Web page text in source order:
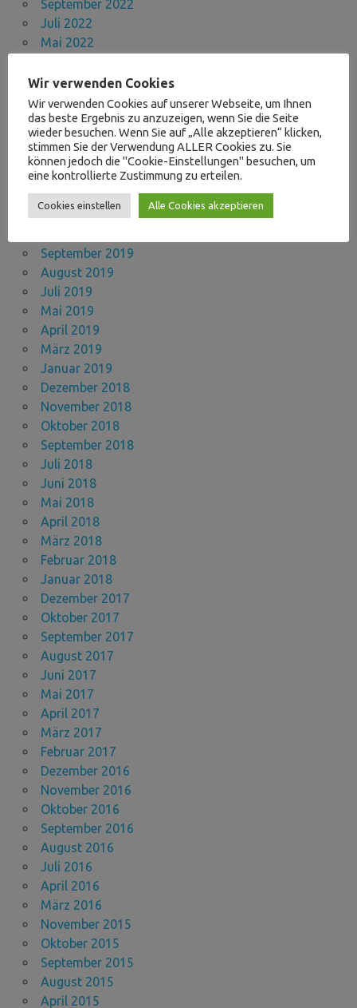
September 2022
Juli 2022
Mai 2022
November 2021
Oktober 2021
September 2021
August 2021
April 2021
November 2020
Oktober 2020
September 2020
September 2019
August 2019
Juli 2019
Mai 2019
April 2019
März 2019
Januar 2019
Dezember 2018
November 2018
Oktober 2018
September 2018
Juli 2018
Juni 2018
Mai 2018
April 2018
März 2018
Februar 2018
Januar 2018
Dezember 2017
Oktober 2017
September 2017
August 2017
Juni 2017
Mai 2017
April 2017
März 2017
Februar 2017
Dezember 2016
November 2016
Oktober 2016
September 2016
August 2016
Juli 2016
April 2016
März 2016
November 2015
Oktober 2015
September 2015
August 2015
April 2015
Wir verwenden Cookies
Wir verwenden Cookies auf unserer Webseite, um Ihnen
das beste Ergebnis zu anzuzeigen, wenn Sie die Seite
wieder besuchen. Wenn Sie auf „Alle akzeptieren“ klicken,
stimmen Sie der Verwendung ALLER Cookies zu. Sie
können jedoch die "Cookie-Einstellungen" besuchen, um
eine kontrollierte Zustimmung zu erteilen.
Cookies einstellen Alle Cookies akzeptieren